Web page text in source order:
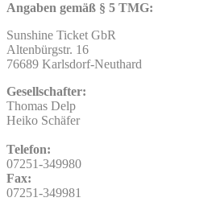
Angaben gemäß § 5 TMG:
Sunshine Ticket GbR
Altenbürgstr. 16
76689 Karlsdorf-Neuthard
Gesellschafter:
Thomas Delp
Heiko Schäfer
Telefon:
07251-349980
Fax:
07251-349981